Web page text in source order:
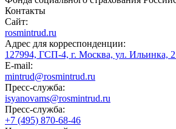
Контакты
Сайт:
rosmintrud.ru
Адрес для корреспонденции:
127994, ГСП-4, г. Москва, ул. Ильинка,
E-mail:
mintrud@rosmintrud.ru
Пресс-служба:
isyanovams@rosmintrud.ru
Пресс-служба:
+7 (495) 870-68-46